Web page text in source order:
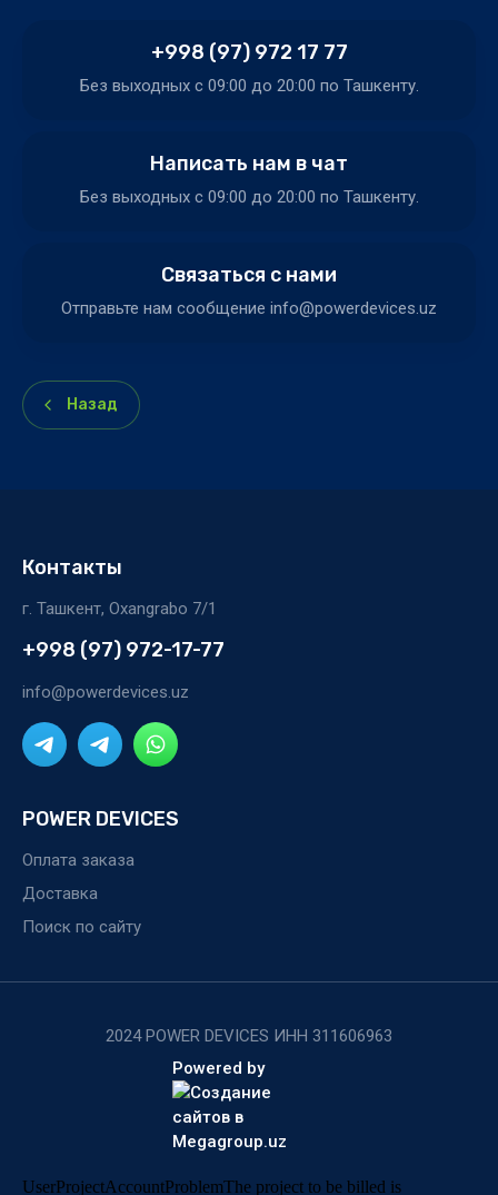
+998 (97) 972 17 77
Без выходных c 09:00 до 20:00 по Ташкенту.
Написать нам в чат
Без выходных c 09:00 до 20:00 по Ташкенту.
Связаться с нами
Отправьте нам сообщение info@powerdevices.uz
Назад
Контакты
г. Ташкент, Oxangrabo 7/1
+998 (97) 972-17-77
info@powerdevices.uz
POWER DEVICES
Оплата заказа
Доставка
Поиск по сайту
2024 POWER DEVICES ИНН 311606963
Powered by